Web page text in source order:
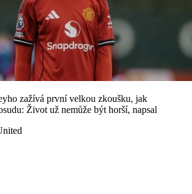
zažívá první velkou zkoušku, jak
Život už nemůže být horší, napsal